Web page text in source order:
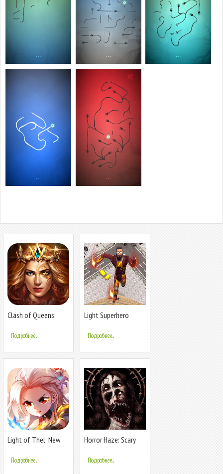
Clash of Queens:
Подробнее...
Light Superhero
Подробнее...
Light of Thel: New
Подробнее...
Horror Haze: Scary
Подробнее...